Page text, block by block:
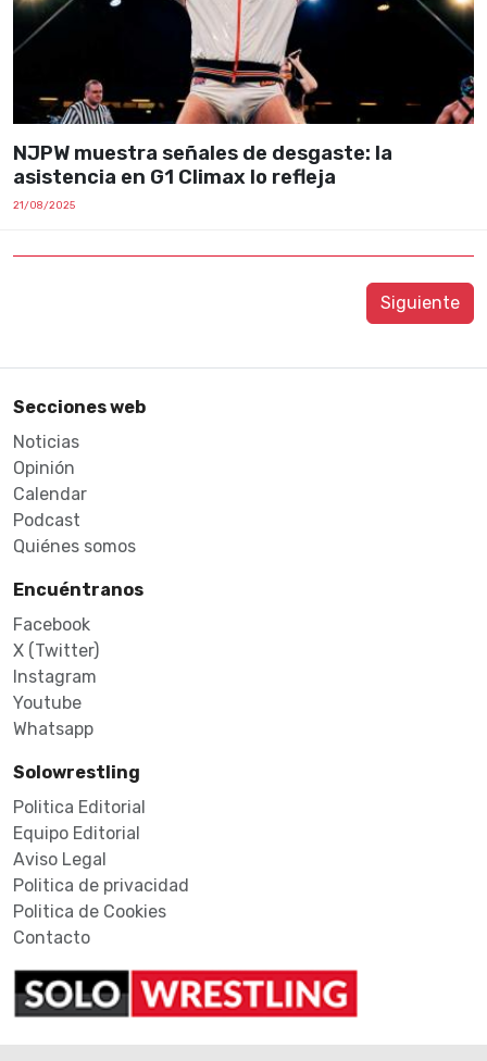
NJPW muestra señales de desgaste: la
asistencia en G1 Climax lo refleja
21/08/2025
Siguiente
Secciones web
Noticias
Opinión
Calendar
Podcast
Quiénes somos
Encuéntranos
Facebook
X (Twitter)
Instagram
Youtube
Whatsapp
Solowrestling
Politica Editorial
Equipo Editorial
Aviso Legal
Politica de privacidad
Politica de Cookies
Contacto